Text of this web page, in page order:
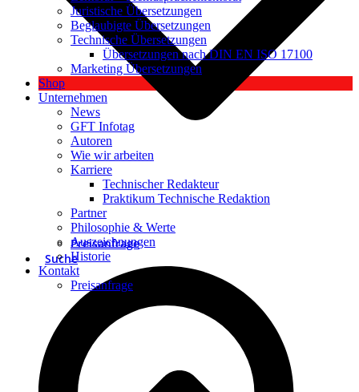
Preisanfrage
Suche
Juristische Übersetzungen
Beglaubigte Übersetzungen
Technische Übersetzungen
Übersetzungen nach DIN EN ISO 17100
Marketing Übersetzungen
Shop
Unternehmen
News
GFT Infotag
Autoren
Wie wir arbeiten
Karriere
Technischer Redakteur
Praktikum Technische Redaktion
Partner
Philosophie & Werte
Auszeichnungen
Historie
Kontakt
Preisanfrage